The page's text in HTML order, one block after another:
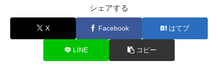
シェアする
X Facebook はてブ
LINE コピー